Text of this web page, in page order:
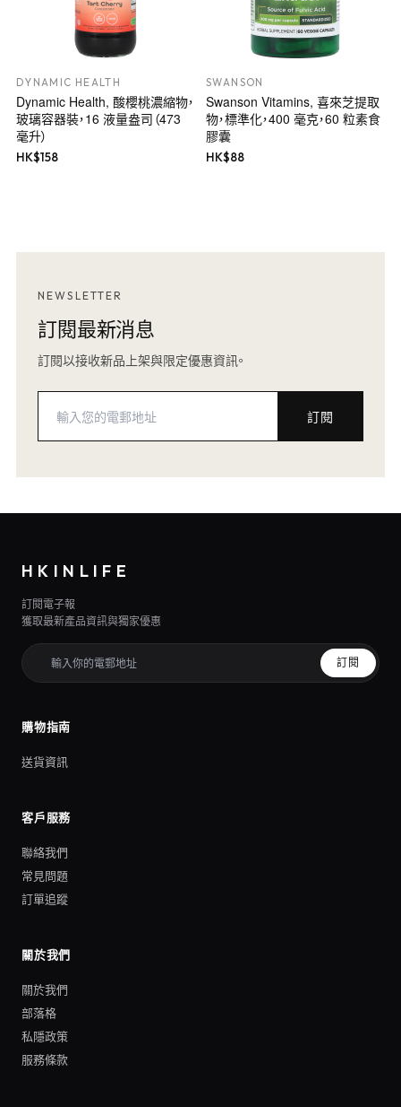
DYNAMIC HEALTH
Dynamic Health, 酸櫻桃濃縮物，
玻璃容器裝，16 液量盎司（473
毫升）
HK$158
SWANSON
Swanson Vitamins, 喜來芝提取
物，標準化，400 毫克，60 粒素食
膠囊
HK$88
NEWSLETTER
訂閱最新消息
訂閱以接收新品上架與限定優惠資訊。
訂閱
HKINLIFE
訂閱電子報
獲取最新產品資訊與獨家優惠
訂閱
購物指南
送貨資訊
客戶服務
聯絡我們
常見問題
訂單追蹤
關於我們
關於我們
部落格
私隱政策
服務條款